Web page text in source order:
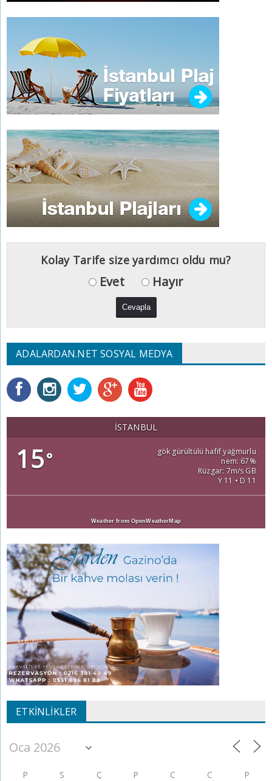
Kolay Tarife size yardımcı oldu mu?
Evet Hayır
ADALARDAN.NET SOSYAL MEDYA
İSTANBUL
15°
gök gürültülü hafif yağmurlu
nem: 67%
Rüzgar: 7m/s GB
Y 11 • D 11
Weather from OpenWeatherMap
ETKINLIKLER
P S Ç P C C P